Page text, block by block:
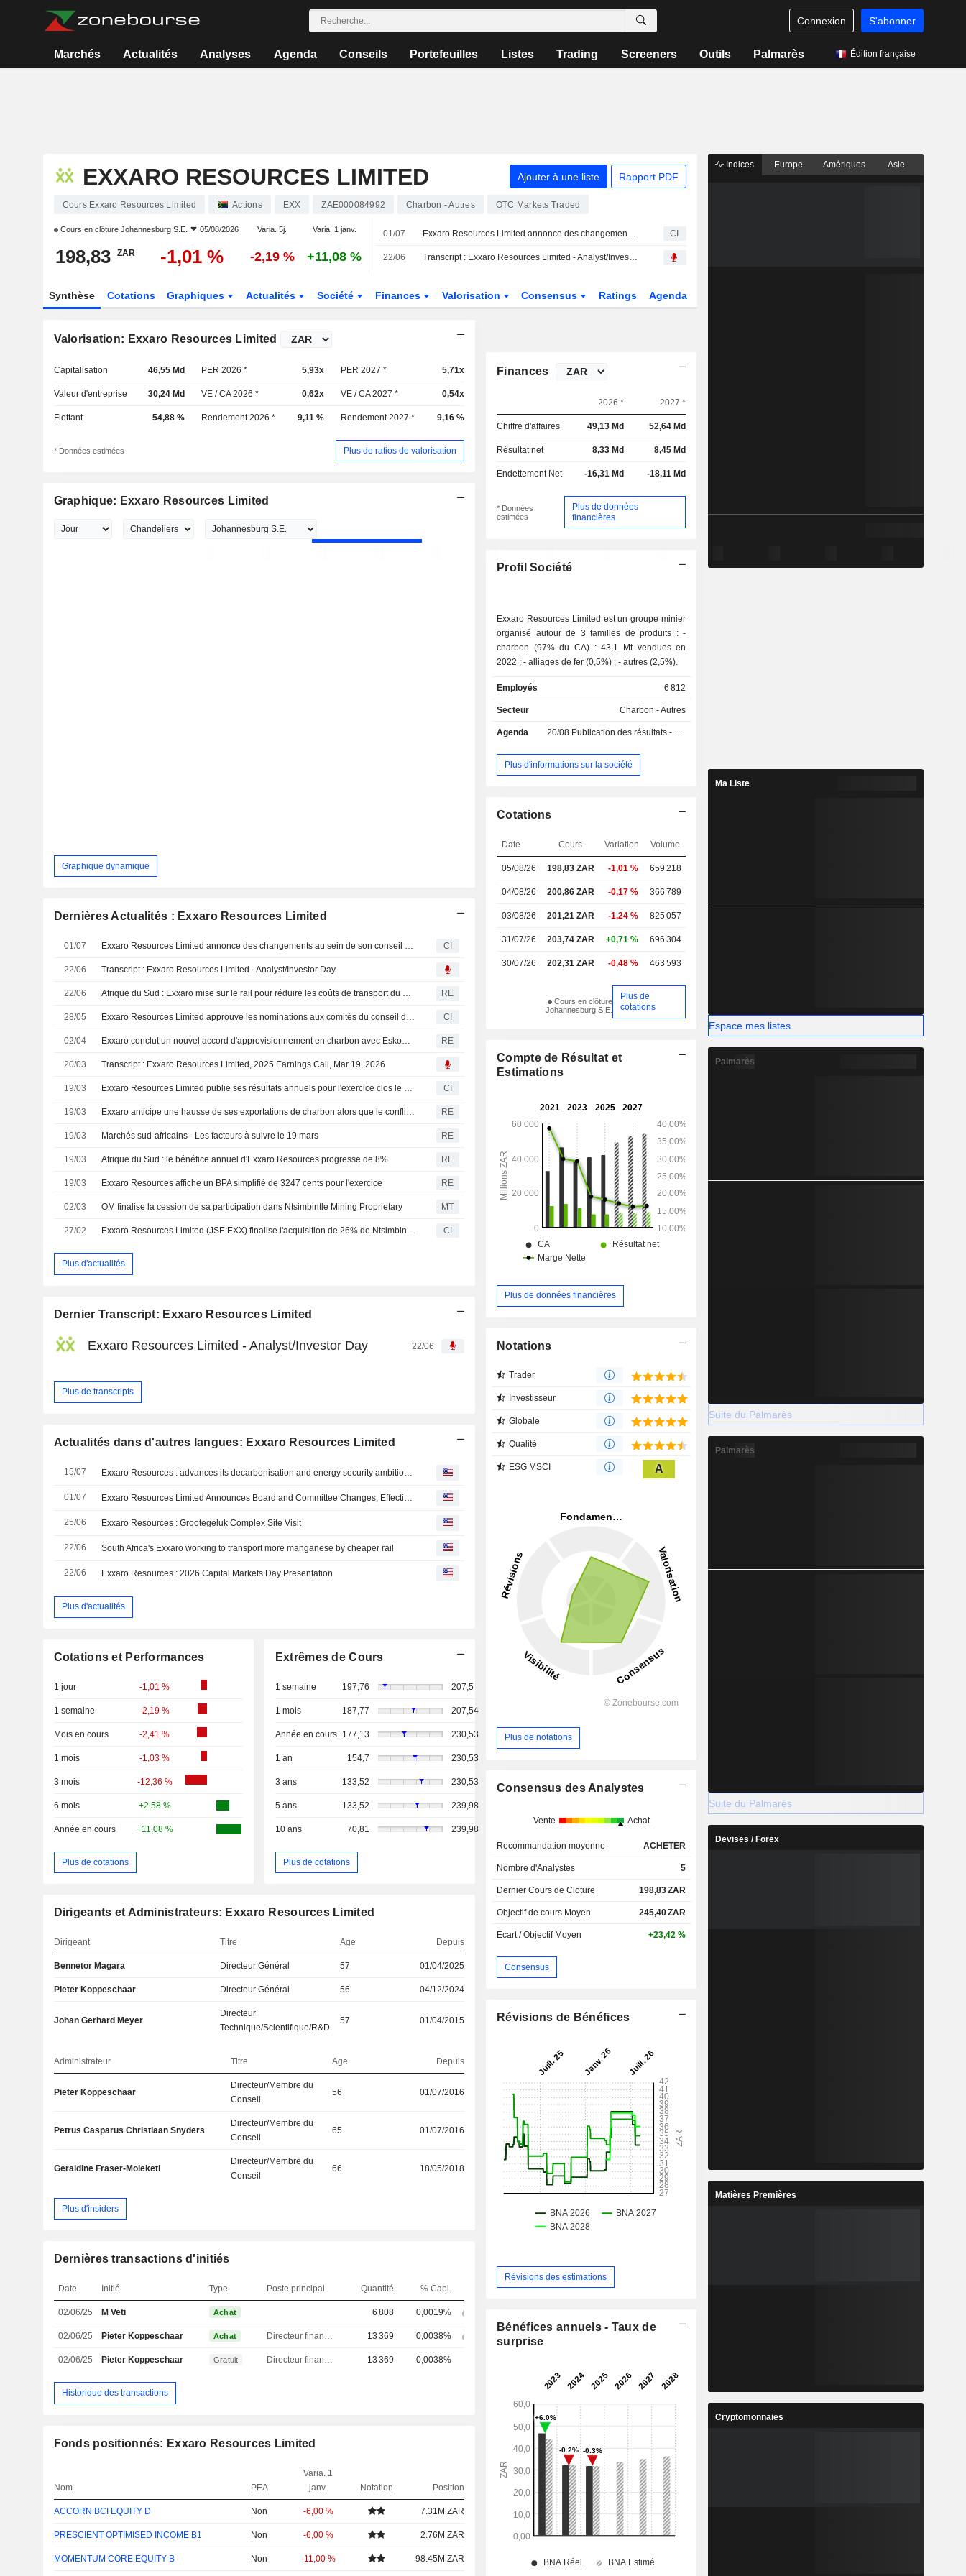
Connexion S'abonner
Marchés Actualités Analyses Agenda Conseils Portefeuilles Listes Trading Screeners Outils Palmarès Édition française
EXXARO RESOURCES LIMITED Ajouter à une liste Rapport PDF
Cours Exxaro Resources Limited Actions EXX ZAE000084992 Charbon - Autres OTC Markets Traded
Cours en clôture Johannesburg S.E. 05/08/2026 Varia. 5j. Varia. 1 janv.
198,83 ZAR -1,01 % -2,19 % +11,08 %
01/07 Exxaro Resources Limited annonce des changements au sein de son conseil d'administration et de ses comités, effectifs au 1er juillet 2026 CI
22/06 Transcript : Exxaro Resources Limited - Analyst/Investor Day
Synthèse Cotations Graphiques Actualités Société Finances Valorisation Consensus Ratings Agenda
Valorisation: Exxaro Resources Limited
Capitalisation 46,55 Md PER 2026 * 5,93x PER 2027 * 5,71x
Valeur d'entreprise 30,24 Md VE / CA 2026 * 0,62x VE / CA 2027 * 0,54x
Flottant 54,88 % Rendement 2026 * 9,11 % Rendement 2027 * 9,16 %
* Données estimées Plus de ratios de valorisation
Graphique: Exxaro Resources Limited
Graphique dynamique
Dernières Actualités : Exxaro Resources Limited
01/07 Exxaro Resources Limited annonce des changements au sein de son conseil d'administration et de ses comités, effectifs au 1er juillet 2026 CI
22/06 Transcript : Exxaro Resources Limited - Analyst/Investor Day
22/06 Afrique du Sud : Exxaro mise sur le rail pour réduire les coûts de transport du manganèse RE
28/05 Exxaro Resources Limited approuve les nominations aux comités du conseil d'administration CI
02/04 Exxaro conclut un nouvel accord d'approvisionnement en charbon avec Eskom pour la mine de Matla RE
20/03 Transcript : Exxaro Resources Limited, 2025 Earnings Call, Mar 19, 2026
19/03 Exxaro Resources Limited publie ses résultats annuels pour l'exercice clos le 31 décembre 2025 CI
19/03 Exxaro anticipe une hausse de ses exportations de charbon alors que le conflit iranien bouscule les marchés de l'énergie RE
19/03 Marchés sud-africains - Les facteurs à suivre le 19 mars RE
19/03 Afrique du Sud : le bénéfice annuel d'Exxaro Resources progresse de 8% RE
19/03 Exxaro Resources affiche un BPA simplifié de 3247 cents pour l'exercice RE
02/03 OM finalise la cession de sa participation dans Ntsimbintle Mining Proprietary MT
27/02 Exxaro Resources Limited (JSE:EXX) finalise l'acquisition de 26% de Ntsimbintle Mining (Proprietary) Ltd auprès d'Omh (Mauritius) Corp pour 1,95 milliard ZAR CI
Plus d'actualités
Dernier Transcript: Exxaro Resources Limited
Exxaro Resources Limited - Analyst/Investor Day 22/06
Plus de transcripts
Actualités dans d'autres langues: Exxaro Resources Limited
15/07
01/07
25/06 Exxaro Resources : Grootegeluk Complex Site Visit
22/06 South Africa's Exxaro working to transport more manganese by cheaper rail
22/06 Exxaro Resources : 2026 Capital Markets Day Presentation
Plus d'actualités
Cotations et Performances
1 jour -1,01 %
1 semaine -2,19 %
Mois en cours -2,41 %
1 mois -1,03 %
3 mois -12,36 %
6 mois +2,58 %
Année en cours +11,08 %
Plus de cotations
Extrêmes de Cours
1 semaine 197,76 207,5
1 mois 187,77 207,54
Année en cours 177,13 230,53
1 an 154,7 230,53
3 ans 133,52 230,53
5 ans 133,52 239,98
10 ans 70,81 239,98
Plus de cotations
Dirigeants et Administrateurs: Exxaro Resources Limited
Dirigeant Titre Age Depuis
Bennetor Magara Directeur Général 57 01/04/2025
Pieter Koppeschaar Directeur Général 56 04/12/2024
Johan Gerhard Meyer
Directeur
Technique/Scientifique/R&D
57 01/04/2015
Administrateur Titre Age Depuis
Pieter Koppeschaar
Directeur/Membre du
Conseil
56 01/07/2016
Petrus Casparus Christiaan Snyders
Directeur/Membre du
Conseil
65 01/07/2016
Geraldine Fraser-Moleketi
Directeur/Membre du
Conseil
66 18/05/2018
Plus d'insiders
Dernières transactions d'initiés
Date Initié Type Poste principal Quantité % Capi.
02/06/25 M Veti Achat 6 808 0,0019%
02/06/25 Pieter Koppeschaar Achat Directeur financier 13 369 0,0038%
02/06/25 Pieter Koppeschaar Gratuit Directeur financier 13 369 0,0038%
Historique des transactions
Fonds positionnés: Exxaro Resources Limited
Nom PEA
Varia. 1
janv.
Notation Position
ACCORN BCI EQUITY D Non -6,00 % 7.31M ZAR
PRESCIENT OPTIMISED INCOME B1 Non -6,00 % 2.76M ZAR
MOMENTUM CORE EQUITY B Non -11,00 % 98.45M ZAR
Finances
2026 * 2027 *
Chiffre d'affaires 49,13 Md 52,64 Md
Résultat net 8,33 Md 8,45 Md
Endettement Net -16,31 Md -18,11 Md
* Données
estimées
Plus de données
financières
Profil Société
Exxaro Resources Limited est un groupe minier
organisé autour de 3 familles de produits : -
charbon (97% du CA) : 43,1 Mt vendues en
2022 ; - alliages de fer (0,5%) ; - autres (2,5%).
Employés 6 812
Secteur Charbon - Autres
Agenda 20/08 Publication des résultats - Q2 2026
Plus d'informations sur la société
Cotations
Date Cours Variation Volume
05/08/26 198,83 ZAR -1,01 % 659 218
04/08/26 200,86 ZAR -0,17 % 366 789
03/08/26 201,21 ZAR -1,24 % 825 057
31/07/26 203,74 ZAR +0,71 % 696 304
30/07/26 202,31 ZAR -0,48 % 463 593
Cours en clôture
Johannesburg S.E.
Plus de
cotations
Compte de Résultat et
Estimations
Plus de données financières
Notations
Trader
Investisseur
Globale
Qualité
ESG MSCI A
Plus de notations
Consensus des Analystes
Vente Achat
Recommandation moyenne ACHETER
Nombre d'Analystes 5
Dernier Cours de Cloture 198,83ZAR
Objectif de cours Moyen 245,40ZAR
Ecart / Objectif Moyen +23,42 %
Consensus
Révisions de Bénéfices
Révisions des estimations
Bénéfices annuels - Taux de
surprise
Indices Europe Amériques Asie
Ma Liste
Espace mes listes
Palmarès
Suite du Palmarès
Palmarès
Suite du Palmarès
Devises / Forex
Matières Premières
Cryptomonnaies